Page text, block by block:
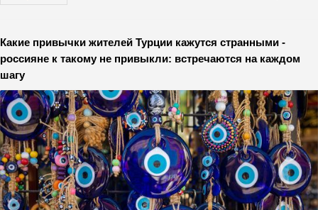
Какие привычки жителей Турции кажутся странными -
россияне к такому не привыкли: встречаются на каждом
шагу